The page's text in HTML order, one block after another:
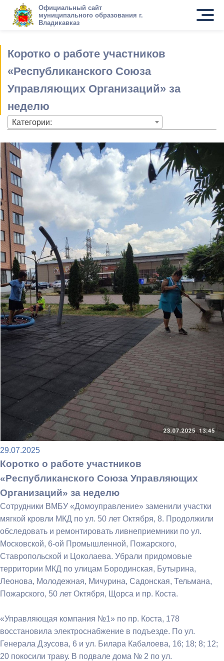
Официальный сайт
муниципального образования г.
Владикавказ
Коротко о работе участников
«Республиканского Союза
Управляющих Организаций» за
неделю
Категории:
29.07.2025
Коротко о работе участников
«Республиканского Союза Управляющих
Организаций» за неделю
Сотрудники ВМБУ «Домоуправление» заменили участки
мягкой кровли МКД по ул. 50 лет Октября, 8. Продолжили
обследовать и ремонтировать ливнеприемники по ул.
Московской, 6-ой Промышленной, Пожарского,
Ставропольской и Цоколаева. Убрали придомовые
территории МКД по улицам Бородинская, Бутырина,
Леонова, Молодежная, Мичурина, Садонская, Тельмана,
Пожарского, 50 лет Октября, Щорса и пр. Коста.
«Управляющая компания №1» по пр. Коста, 178
восстановила электроснабжение в подъезде. По ул.
Генерала Дзусова, 6 и ул. Билара Кабалоева, 16; 18; 8; 12;
20 покосили траву. В подвале дома № 2 по ул.